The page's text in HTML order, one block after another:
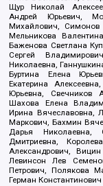
Щур Николай
Андрей Юрьевич,
Михайлович, Симонов
Мельникова
Баженова Светлана
Сергей
Николаевна,
Буртина Елена
Екатерина
Юрьевна, Свечников
Шахова Елена
Ирина Вячеславовна,
Маркович, Бахмин
Дарья Николаевна,
Дмитриевна,
Александрович,
Левинсон Лев
Петрович, Полякова
Герман Константинович